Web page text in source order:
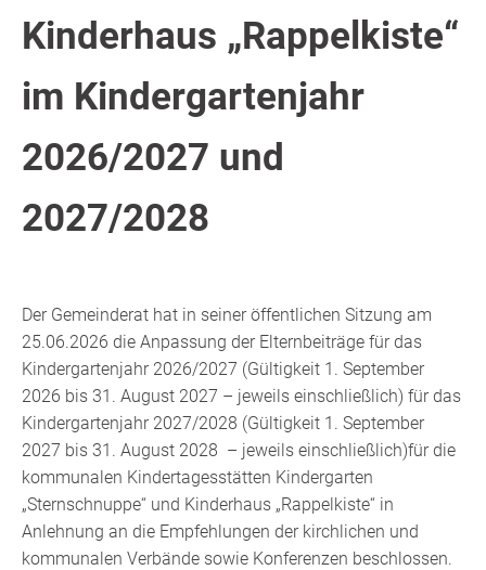
Kinderhaus „Rappelkiste“
im Kindergartenjahr
2026/2027 und
2027/2028
Der Gemeinderat hat in seiner öffentlichen Sitzung am
25.06.2026 die Anpassung der Elternbeiträge für das
Kindergartenjahr 2026/2027 (Gültigkeit 1. September
2026 bis 31. August 2027 – jeweils einschließlich) für das
Kindergartenjahr 2027/2028 (Gültigkeit 1. September
2027 bis 31. August 2028 – jeweils einschließlich)für die
kommunalen Kindertagesstätten Kindergarten
„Sternschnuppe“ und Kinderhaus „Rappelkiste“ in
Anlehnung an die Empfehlungen der kirchlichen und
kommunalen Verbände sowie Konferenzen beschlossen.